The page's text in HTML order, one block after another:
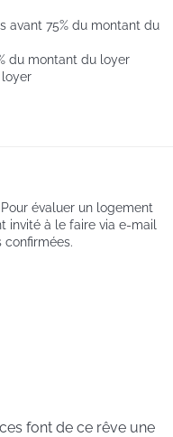
avant 75% du montant du
du montant du loyer
loyer
évaluer un logement
invité à le faire via e-mail
confirmées.
font de ce rêve une